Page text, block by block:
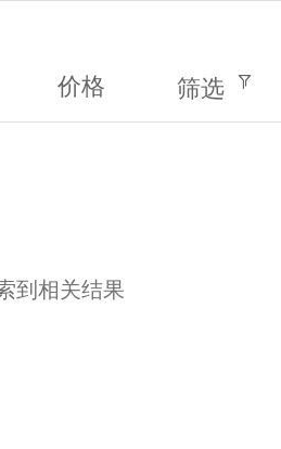
户案例 免费预约 关于我们
价格 筛选
到相关结果